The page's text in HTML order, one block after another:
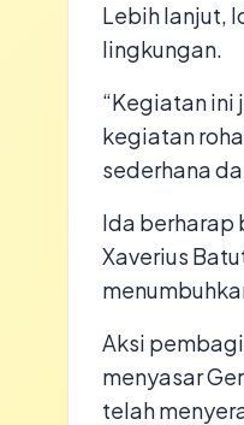
​Lebih lanjut,
lingkungan.​
“Kegiatan
kegiatan
sederhana
​Ida berharap
Xaverius
​Aksi
menyasar
telah